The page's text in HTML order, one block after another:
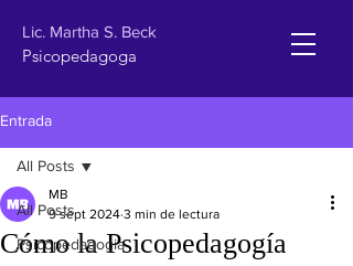
Lic. Martha S. Beck
Psicopedagoga
Entrada
All Posts
Psicopedagogia
All Posts
Cómo la Psicopedagogía
MB
9 sept 2024 3 min de lectura